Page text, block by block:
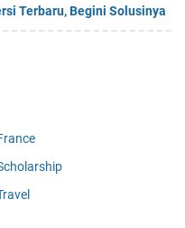
Terbaru, Begini Solusinya